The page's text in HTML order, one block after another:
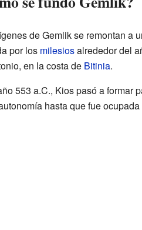
de Gemlik se remontan a
por los milesiosalrededor del
en la costa de Bitinia.
553 a.C., Kios pasó a formar
hasta que fue